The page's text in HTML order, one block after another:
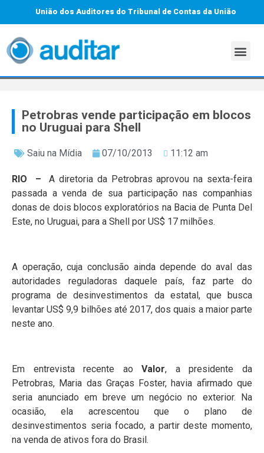
União dos Auditores do Tribunal de Contas da União
Petrobras vende participação em blocos
no Uruguai para Shell
Saiu na Mídia 07/10/2013 11:12 am
RIO –A diretoria da Petrobras aprovou na sexta-feira
passada a venda de sua participação nas companhias
donas de dois blocos exploratórios na Bacia de Punta Del
Este, no Uruguai, para a Shell por US$ 17 milhões.
A operação, cuja conclusão ainda depende do aval das
autoridades reguladoras daquele país, faz parte do
programa de desinvestimentos da estatal, que busca
levantar US$ 9,9 bilhões até 2017, dos quais a maior parte
neste ano.
Em entrevista recente aoValor, a presidente da
Petrobras, Maria das Graças Foster, havia afirmado que
seria anunciado em breve um negócio no exterior. Na
ocasião, ela acrescentou que o plano de
desinvestimentos seria focado, a partir deste momento,
na venda de ativos fora do Brasil.